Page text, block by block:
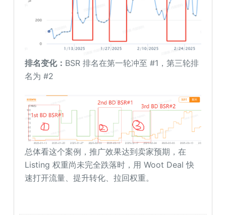
排名变化： BSR 排名在第一轮冲至 #1，第三轮排
名为 #2
总体看这个案例，推广效果达到卖家预期，在
Listing 权重尚未完全跌落时，用 Woot Deal 快
速打开流量、提升转化、拉回权重。